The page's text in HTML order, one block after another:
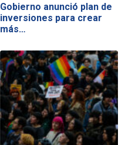
Gobierno anunció plan de
inversiones para crear
más…